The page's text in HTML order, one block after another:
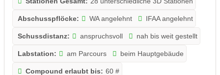
Abschusspflöcke: WA angelehnt IFAA angelehnt
Schussdistanz: anspruchsvoll nah bis weit gestellt
Labstation: am Parcours beim Hauptgebäude
Compound erlaubt bis: 60 #